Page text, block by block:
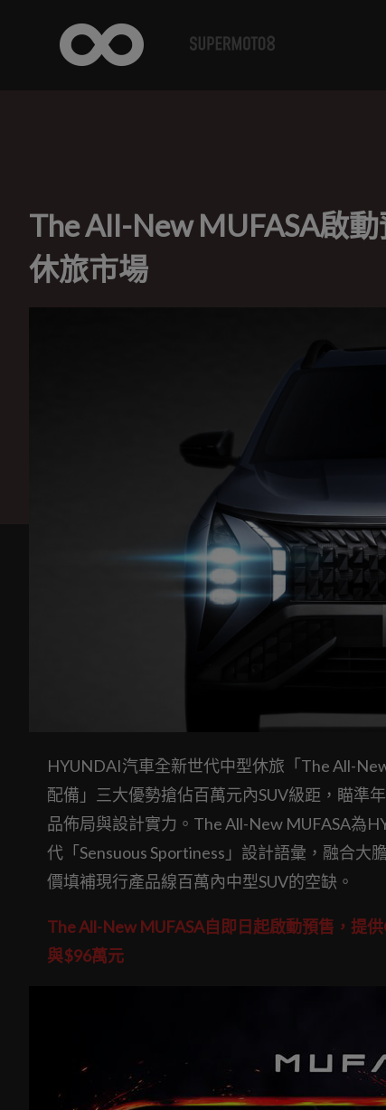
The All-New MUFASA啟
休旅市場
HYUNDAI汽車全新世代中型休旅「The All-
配備」三大優勢搶佔百萬元內SUV級距，瞄準
品佈局與設計實力。The All-New MUFASA為
代「Sensuous Sportiness」設計語彙，融合
價填補現行產品線百萬內中型SUV的空缺。
The All-New MUFASA自即日起啟動預售，提
與$96萬元